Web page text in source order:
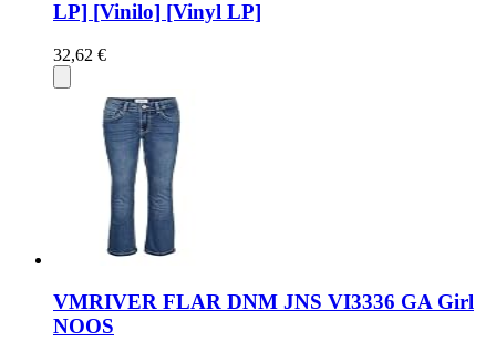
LP] [Vinilo] [Vinyl LP]
32,62 €
VMRIVER FLAR DNM JNS VI3336 GA Girl
NOOS